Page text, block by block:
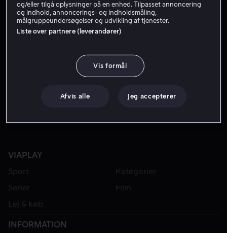
VIAPLAY
Sport
Kategorier
Serier
Film
Lej & køb
INFORMATION
og/eller tilgå oplysninger på en enhed. Tilpasset annoncering
og indhold, annoncerings- og indholdsmåling,
målgruppeundersøgelser og udvikling af tjenester.
Liste over partnere (leverandører)
Vis formål
Afvis alle Jeg accepterer